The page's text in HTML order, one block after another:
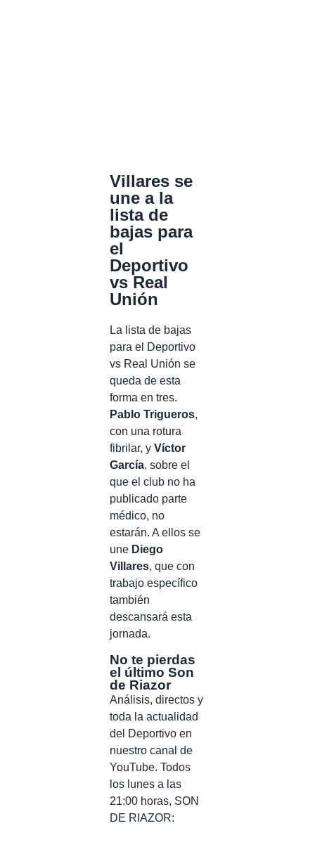
Villares se
une a la
lista de
bajas para
el
Deportivo
vs Real
Unión
La lista de bajas
para el Deportivo
vs Real Unión se
queda de esta
forma en tres.
Pablo Trigueros,
con una rotura
fibrilar, y Víctor
García, sobre el
que el club no ha
publicado parte
médico, no
estarán. A ellos se
une Diego
Villares, que con
trabajo específico
también
descansará esta
jornada.
No te pierdas
el último Son
de Riazor
Análisis, directos y
toda la actualidad
del Deportivo en
nuestro canal de
YouTube. Todos
los lunes a las
21:00 horas, SON
DE RIAZOR: